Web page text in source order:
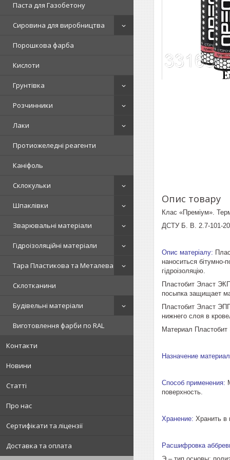
Паста для Газобетону
Сировина для виробництва
Порошкова фарба
Кислоти
Грунтівка
Розчинники
Лаки
Протиожеледні реагенти
Каніфоль
Склокульки
Шпаклівки
Зварювальні матеріали
Гідроізоляційні матеріали
Тара Пластикова та Металева
Склотканини
Будівельні матеріали
Виготовлення фарби по RAL
Контакти
Новини
Статті
Про нас
Сертифікати та ліцензії
Доставка та оплата
Опис товару
Клас «Преміум».
ДСТУ Б. В. 2.7-101-
Опис матеріалу:
наноситься бітумно-
гідроізоляцію.
Пластобит Эласт
посыпка защищает
Пластобит Эласт
нижнего слоя в
Материал Пластобит
Назначение
Способ применения:
поверхность.
Хранение: Хранить в
Расшифровка